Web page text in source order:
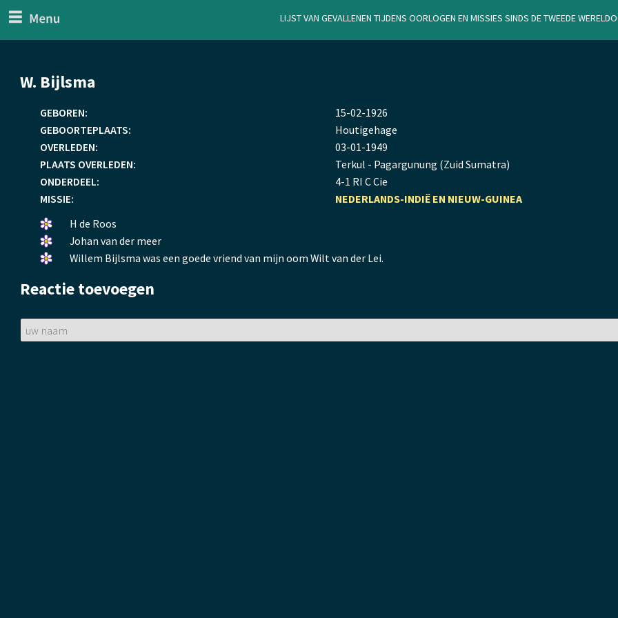
Lijst van gevallenen tijdens oorlogen en missies sinds de Tweede
Generaal
W. Bijlsma
GEBOREN: 15-02-1926
GEBOORTEPLAATS:
Houtigehage
OVERLEDEN:
03-01-1949
PLAATS OVERLEDEN:
Terkul - Pagargunung (Zuid Sumatra)
ONDERDEEL:
4-1 RI C Cie
MISSIE:
NEDERLANDS-INDIË EN NIEUW-GUINEA
Een
bloemetje
gelegd.
H de Roos
Een
bloemetje
Johan van der meer
Een
gelegd.
Willem Bijlsma was een goede vriend van mijn oom Wilt van der Lei.
Reactie toevoegen